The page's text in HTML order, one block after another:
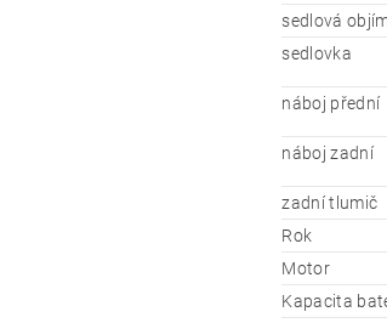
sedlová
sedlovka
náboj přední
náboj zadní
zadní tlumič
Rok
Motor
Kapacita